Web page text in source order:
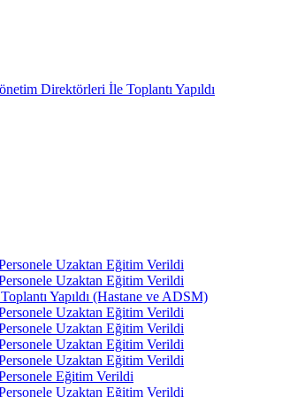
Direktörleri İle Toplantı Yapıldı
Uzaktan Eğitim Verildi
Uzaktan Eğitim Verildi
Yapıldı (Hastane ve ADSM)
Uzaktan Eğitim Verildi
Uzaktan Eğitim Verildi
Uzaktan Eğitim Verildi
Uzaktan Eğitim Verildi
Eğitim Verildi
Uzaktan Eğitim Verildi